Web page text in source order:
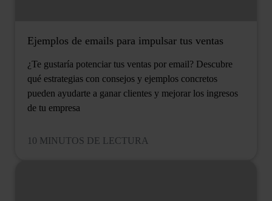
Ejemplos de emails para impulsar tus ventas
¿Te gustaría potenciar tus ventas por email? Descubre
qué estrategias con consejos y ejemplos concretos
pueden ayudarte a ganar clientes y mejorar los ingresos
de tu empresa
10 MINUTOS DE LECTURA